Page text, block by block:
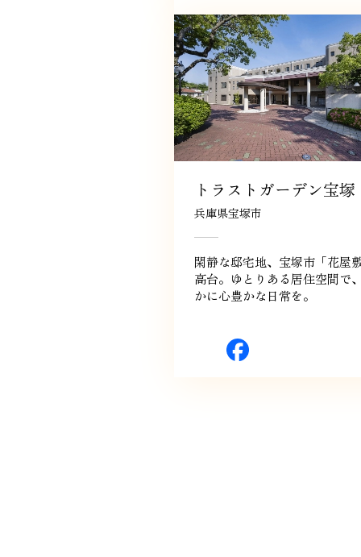
トラストガーデン宝塚
兵庫県宝塚市
閑静な邸宅地、宝塚市「花屋
高台。ゆとりある居住空間で
かに心豊かな日常を。